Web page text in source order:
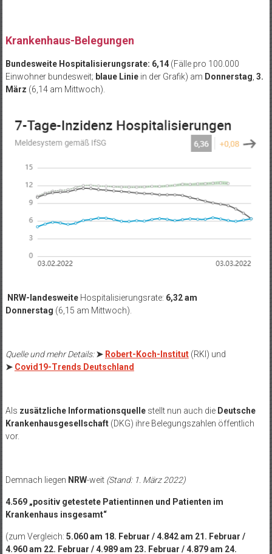
Krankenhaus-Belegungen
Bundesweite Hospitalisierungsrate: 6,14 (Fälle pro 100.000
Einwohner bundesweit; blaue Liniein der Grafik) am Donnerstag 3.
März (6,14 am Mittwoch).
NRW-landesweiteHospitalisierungsrate: 6,32 am
Donnerstag (6,15 am Mittwoch).
Quelle und mehr Details:➤ Robert-Koch-Institut(RKI) und
➤ Covid19-Trends Deutschland
Als zusätzliche Informationsquellestellt nun auch die Deutsche
Krankenhausgesellschaft(DKG) ihre Belegungszahlen öffentlich
vor.
Demnach liegen NRW-weit (Stand: 1. März 2022)
4.569 „positiv getestete Patientinnen und Patienten im
Krankenhaus insgesamt“
(zum Vergleich: 5.060 am 18. Februar / 4.842 am 21. Februar /
4.960 am 22. Februar / 4.989 am 23. Februar / 4.879 am 24.